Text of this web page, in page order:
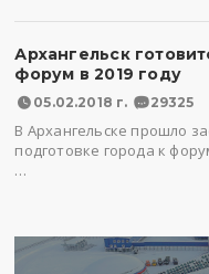
Архангельск
форум в 2019 году
05.02.2018 г. 29325
В Архангельске прошло
подготовке города к
…